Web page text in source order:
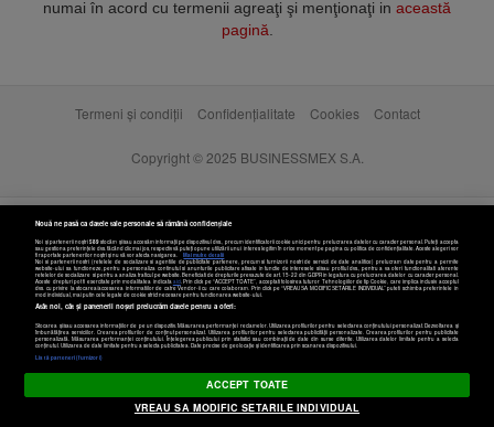
numai în acord cu termenii agreaţi şi menţionaţi in această
pagină
Termeni și condiții Confidențialitate Cookies Contact
Copyright © 2025 BUSINESSMEX S.A.
Setări cookies
Nouă ne pasă ca datele tale personale să rămână confidențiale
Noi și partenerii noștri589stocăm și/sau accesăm informații pe dispozitivul dvs., precum identificatorii cookie unici pentru prelucrarea datelor cu caracter personal. Puteți accepta
sau gestiona preferințele dvs. făcând clic mai jos, respectiv vă puteți opune utilizării unui interes legitim în orice moment pe pagina cu politica de confidențialitate. Aceste alegeri vor
fi raportate partenerilor noștri și nu vă vor afecta navigarea.
Mai multe detalii
Noi si partenerii nostri (retelele de socializare si agentiile de publicitate partenere, precum si furnizorii nostri de servicii de date analitice) prelucram date pentru a permite
website-ului sa functioneze, pentru a personaliza continutul si anunturile publicitare afisate in functie de interesele si/sau profilul dvs., pentru a va oferi functionalitati aferente
retelelor de socializare si pentru a analiza traficul pe website. Beneficiati de drepturile prevazute de art. 15-22 din GDPR in legatura cu prelucrarea datelor cu caracter personal.
Aceste drepturi pot fi exercitate prin modalitatea indicataaici. Prin click pe “ACCEPT TOATE”, acceptati folosirea tuturor Tehnologiilor de tip Cookie, care implica inclusiv acceptul
dvs. cu privire la stocarea/accesarea informatiilor de catre Vendor-ii cu care colaboram. Prin click pe “VREAU SA MODIFIC SETARILE INDIVIDUAL” puteti schimba preferintele in
mod individual, mai putin cele legate de cookie strict necesare pentru functionarea website-ului.
Atât noi, cât și partenerii noștri prelucrăm datele pentru a oferi:
Stocarea și/sau accesarea informațiilor de pe un dispozitiv. Măsurarea performanței reclamelor. Utilizarea profilurilor pentru selectarea conținutului personalizat. Dezvoltarea și
îmbunătățirea serviciilor. Crearea profilurilor de conținut personalizat. Utilizarea profilurilor pentru selectarea publicității personalizate. Crearea profilurilor pentru publicitate
personalizată. Măsurarea performanței conținutului. Înțelegerea publicului prin statistici sau combinații de date din surse diferite. Utilizarea datelor limitate pentru a selecta
conținutul. Utilizarea de date limitate pentru a selecta publicitatea. Date precise de geolocație și identificarea prin scanarea dispozitivului.
Listă parteneri (furnizori)
ACCEPT TOATE
VREAU SA MODIFIC SETARILE INDIVIDUAL